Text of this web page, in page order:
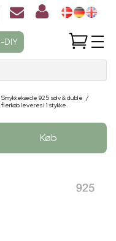
DIY
Smykkekæde 925 sølv & dublé /
leveres i 1 stykke.
Køb